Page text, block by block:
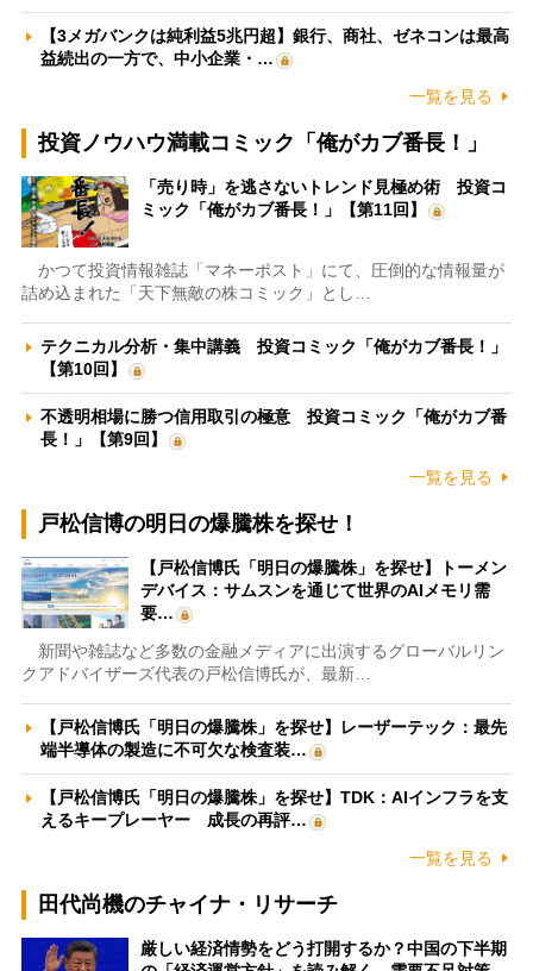
【3メガバンクは純利益5兆円超】銀行、商社、ゼネコンは最高
益続出の一方で、中小企業・…
一覧を見る
投資ノウハウ満載コミック「俺がカブ番長！」
「売り時」を逃さないトレンド見極め術 投資コ
ミック「俺がカブ番長！」【第11回】
かつて投資情報雑誌「マネーポスト」にて、圧倒的な情報量が
詰め込まれた「天下無敵の株コミック」とし…
テクニカル分析・集中講義 投資コミック「俺がカブ番長！」
【第10回】
不透明相場に勝つ信用取引の極意 投資コミック「俺がカブ番
長！」【第9回】
一覧を見る
戸松信博の明日の爆騰株を探せ！
【戸松信博氏「明日の爆騰株」を探せ】トーメン
デバイス：サムスンを通じて世界のAIメモリ需
要…
新聞や雑誌など多数の金融メディアに出演するグローバルリン
クアドバイザーズ代表の戸松信博氏が、最新…
【戸松信博氏「明日の爆騰株」を探せ】レーザーテック：最先
端半導体の製造に不可欠な検査装…
【戸松信博氏「明日の爆騰株」を探せ】TDK：AIインフラを支
えるキープレーヤー 成長の再評…
一覧を見る
田代尚機のチャイナ・リサーチ
厳しい経済情勢をどう打開するか？中国の下半期